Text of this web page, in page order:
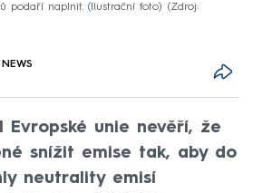
podaří naplnit. (Ilustrační foto)
Zdroj:
Evropské unie nevěří, že
snížit emise tak, aby do
neutrality emisí